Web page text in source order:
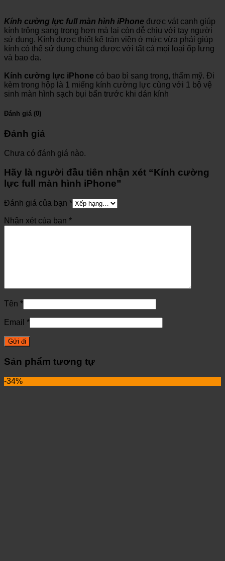
Kính cường lực full màn hình iPhone được vát cạnh giúp
kính trông sang trọng hơn mà lại còn dễ chịu với tay người
sử dụng. Kính được thiết kế tràn viền ở mức vừa phải giúp
kính có thể sử dụng chung được với tất cả mọi loại ốp lưng
và bao da.
Kính cường lực iPhone có bao bì sang trọng, thẩm mỹ. Đi
kèm trong hộp là 1 miếng kính cường lực cùng với 1 bộ vệ
sinh màn hình sạch bụi bẩn trước khi dán kính
Đánh giá (0)
Đánh giá
Chưa có đánh giá nào.
Hãy là người đầu tiên nhận xét “Kính cường
lực full màn hình iPhone”
Đánh giá của bạn *
Nhận xét của bạn *
Tên *
Email *
Sản phẩm tương tự
-34%